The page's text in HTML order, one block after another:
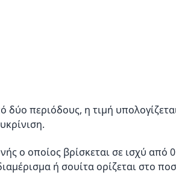
περιόδους, η τιμή
ο οποίος βρίσκεται σε ισχύ από
ή σουίτα ορίζεται στο